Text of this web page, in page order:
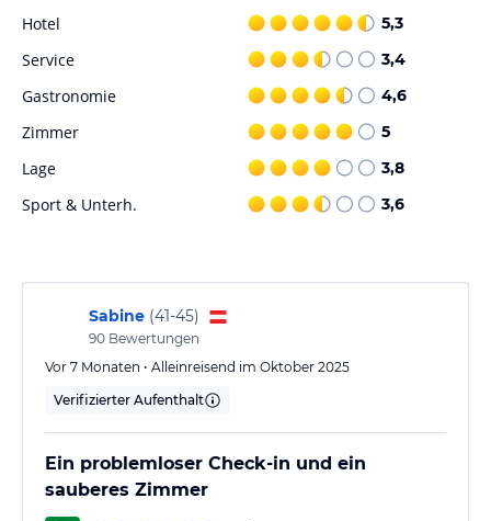
Angaben ohne Gewähr. Bitte lies vor der Buchung die
verbindlichen
des jeweiligen Veranstalters.
Hotel 5,3
Service 3,4
Gastronomie 4,6
Zimmer 5
Lage 3,8
Sport & Unterh. 3,6
Sabine (41-45)
90 Bewertungen
Vor 7 Monaten • Alleinreisend im Oktober 2025
Verifizierter Aufenthalt
Ein problemloser Check-in und ein
sauberes Zimmer